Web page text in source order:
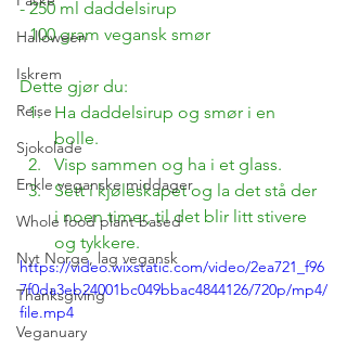
Halloween
Iskrem
Reise
Sjokolade
Enkle veganske middager
Whole food plant based
Nyt Norge, lag vegansk
Thanksgiving
Veganuary
- 250 ml daddelsirup
- 100 gram vegansk smør
Dette gjør du:
Ha daddelsirup og smør i en
bolle.
Visp sammen og ha i et glass.
Sett i kjøleskapet og la det stå der
i noen timer, til det blir litt stivere
og tykkere.
https://video.wixstatic.com/video/2ea721_f96
7f0da3eb24001bc049bbac4844126/720p/mp4/
file.mp4